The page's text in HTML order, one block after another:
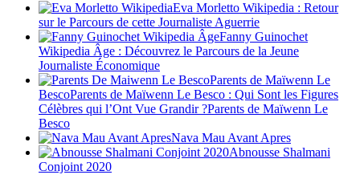
Eva Morletto Wikipedia : Retour
sur le Parcours de cette Journaliste Aguerrie
Fanny Guinochet
Wikipedia Âge : Découvrez le Parcours de la Jeune
Journaliste Économique
Parents de Maïwenn Le
BescoParents de Maïwenn Le Besco : Qui Sont les Figures
Célèbres qui l’Ont Vue Grandir ?Parents de Maïwenn Le
Besco
Nava Mau Avant Apres
Abnousse Shalmani
Conjoint 2020